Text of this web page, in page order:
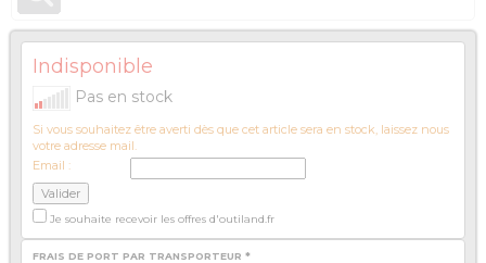
Indisponible
Pas en stock
Si vous souhaitez être averti dès que cet article sera en stock, laissez nous
votre adresse mail.
Email :
Je souhaite recevoir les offres d'outiland.fr
FRAIS DE PORT PAR TRANSPORTEUR *